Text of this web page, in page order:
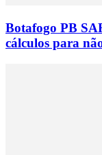
Botafogo PB
cálculos para